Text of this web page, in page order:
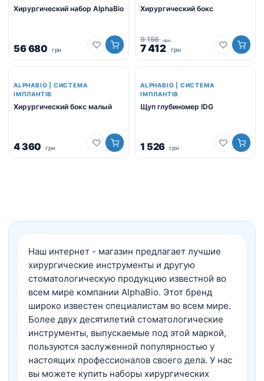
Хирургический набор AlphaBio
56 680 грн
Хирургический бокс
9 156 грн
Оригінальна
ціна:
9
грн.
7 412 грнПоточна
ціна:
7
грн.
ALPHABIO | СИСТЕМА
ІМПЛАНТІВ
Хирургический бокс малый
4 360 грн
ALPHABIO | СИСТЕМА
ІМПЛАНТІВ
Щуп глубиномер IDG
1 526 грн
Наш интернет - магазин предлагает лучшие
хирургические инструменты и другую
стоматологическую продукцию известной во
всем мире компании AlphaBio. Этот бренд
широко известен специалистам во всем мире.
Более двух десятилетий стоматологические
инструменты, выпускаемые под этой маркой,
пользуются заслуженной популярностью у
настоящих профессионалов своего дела. У нас
вы можете купить наборы хирургических